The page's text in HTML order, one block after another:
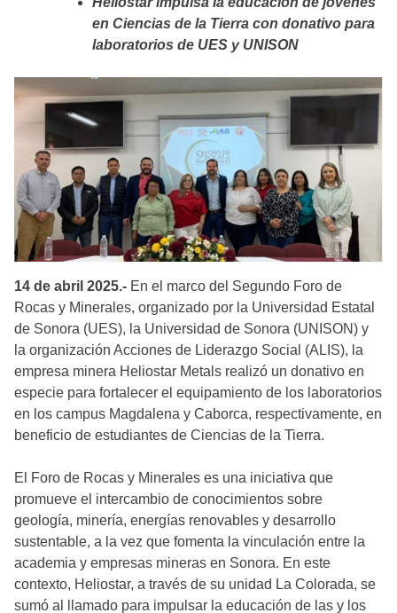
en Ciencias de la Tierra con donativo para
laboratorios de UES y UNISON
14 de abril 2025.- En el marco del Segundo Foro de
Rocas y Minerales, organizado por la Universidad Estatal
de Sonora (UES), la Universidad de Sonora (UNISON) y
la organización Acciones de Liderazgo Social (ALIS), la
empresa minera Heliostar Metals realizó un donativo en
especie para fortalecer el equipamiento de los laboratorios
en los campus Magdalena y Caborca, respectivamente, en
beneficio de estudiantes de Ciencias de la Tierra.
El Foro de Rocas y Minerales es una iniciativa que
promueve el intercambio de conocimientos sobre
geología, minería, energías renovables y desarrollo
sustentable, a la vez que fomenta la vinculación entre la
academia y empresas mineras en Sonora. En este
contexto, Heliostar, a través de su unidad La Colorada, se
sumó al llamado para impulsar la educación de las y los